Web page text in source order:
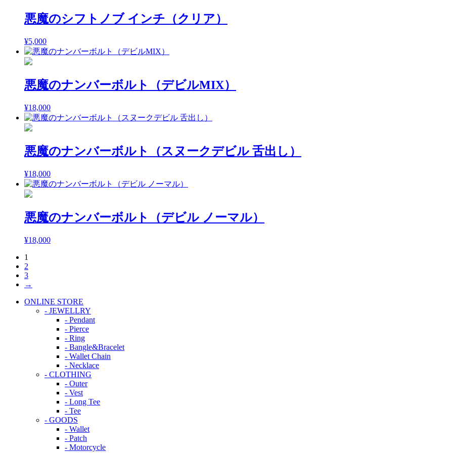
悪魔のシフトノブ インチ（クリア）
¥5,000
悪魔のナンバーボルト（デビルMIX）
¥18,000
悪魔のナンバーボルト（スヌークデビル 舌出し）
¥18,000
悪魔のナンバーボルト（デビル ノーマル）
¥18,000
1
2
3
→
ONLINE STORE
- JEWELLRY
- Pendant
- Pierce
- Ring
- Bangle&Bracelet
- Wallet Chain
- Necklace
- CLOTHING
- Outer
- Vest
- Long Tee
- Tee
- GOODS
- Wallet
- Patch
- Motorcycle